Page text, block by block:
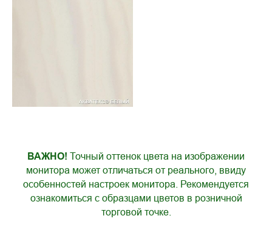
ВАЖНО! Точный оттенок цвета на изображении
монитора может отличаться от реального, ввиду
особенностей настроек монитора. Рекомендуется
ознакомиться с образцами цветов в розничной
торговой точке.